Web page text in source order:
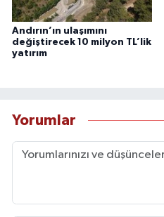
Andırın’ın ulaşımını
değiştirecek 10 milyon TL’lik
yatırım
Yorumlar